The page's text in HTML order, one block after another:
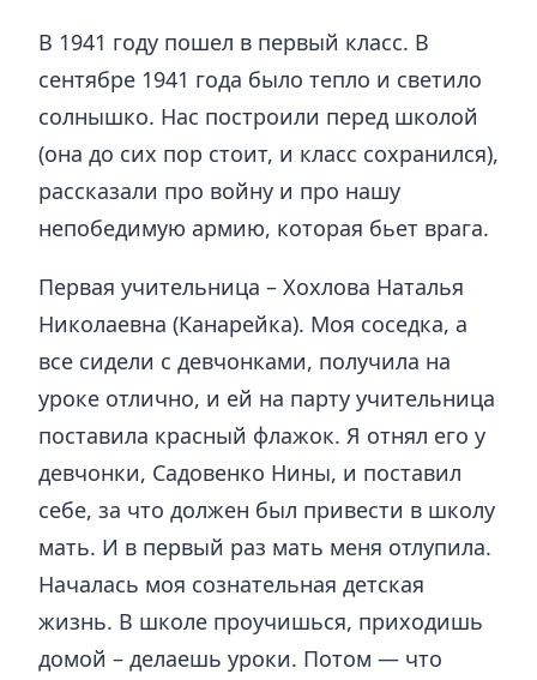
В 1941 году пошел в первый класс. В
сентябре 1941 года было тепло и светило
солнышко. Нас построили перед школой
(она до сих пор стоит, и класс сохранился),
рассказали про войну и про нашу
непобедимую армию, которая бьет врага.
Первая учительница – Хохлова Наталья
Николаевна (Канарейка). Моя соседка, а
все сидели с девчонками, получила на
уроке отлично, и ей на парту учительница
поставила красный флажок. Я отнял его у
девчонки, Садовенко Нины, и поставил
себе, за что должен был привести в школу
мать. И в первый раз мать меня отлупила.
Началась моя сознательная детская
жизнь. В школе проучишься, приходишь
домой – делаешь уроки. Потом — что